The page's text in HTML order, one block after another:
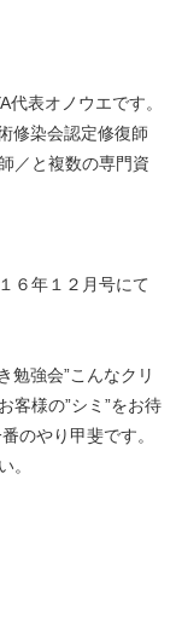
表オノウエです。
修染会認定修復師
／と複数の専門資
６年１２月号にて
勉強会”こんなクリ
客様の”シミ”をお待
のやり甲斐です。
。